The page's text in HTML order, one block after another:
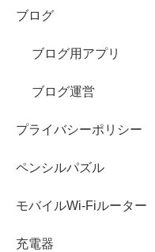
ブログ
ブログ用アプリ
ブログ運営
プライバシーポリシー
ペンシルパズル
モバイルWi-Fiルーター
充電器